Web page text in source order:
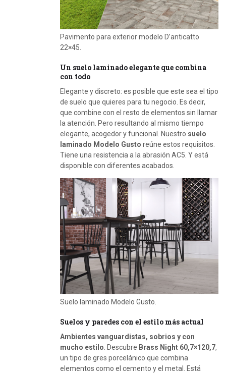
Pavimento para exterior modelo D’anticatto
22×45.
Un suelo laminado elegante que combina
con todo
Elegante y discreto: es posible que este sea el tipo
de suelo que quieres para tu negocio. Es decir,
que combine con el resto de elementos sin llamar
la atención. Pero resultando al mismo tiempo
elegante, acogedor y funcional. Nuestro suelo
laminado Modelo Gusto reúne estos requisitos.
Tiene una resistencia a la abrasión AC5. Y está
disponible con diferentes acabados.
Suelo laminado Modelo Gusto.
Suelos y paredes con el estilo más actual
Ambientes vanguardistas, sobrios y con
mucho estilo . Descubre Brass Night 60,7×120,7,
un tipo de gres porcelánico que combina
elementos como el cemento y el metal. Está